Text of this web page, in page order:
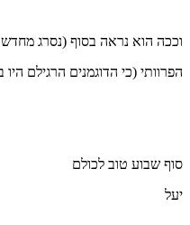
וככה הוא נראה בסוף (נסרג מחדש
הפרוותי (כי הדוגמנים הרגילם
סוף שבוע טוב לכולם
יעל